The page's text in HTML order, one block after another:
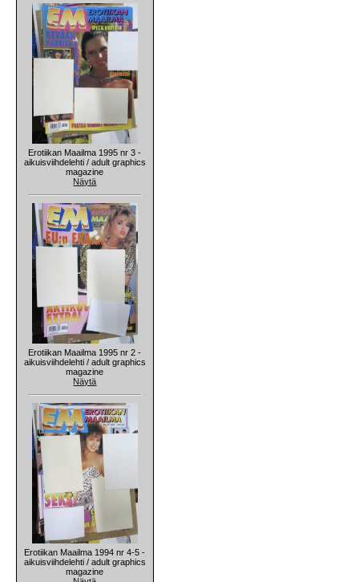
Erotiikan Maailma 1995 nr 3 -
aikuisviihdelehti / adult graphics
magazine
Näytä
Erotiikan Maailma 1995 nr 2 -
aikuisviihdelehti / adult graphics
magazine
Näytä
Erotiikan Maailma 1994 nr 4-5 -
aikuisviihdelehti / adult graphics
magazine